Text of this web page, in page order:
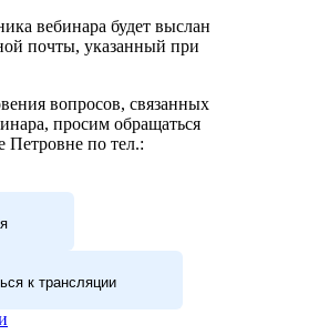
вебинара будет выслан
почты, указанный при
вопросов, связанных
просим обращаться
Петровне по тел.:
к трансляции